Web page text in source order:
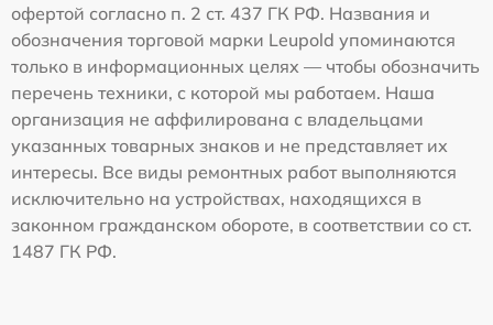
офертой согласно п. 2 ст. 437 ГК РФ. Названия и
обозначения торговой марки Leupold упоминаются
только в информационных целях — чтобы обозначить
перечень техники, с которой мы работаем. Наша
организация не аффилирована с владельцами
указанных товарных знаков и не представляет их
интересы. Все виды ремонтных работ выполняются
исключительно на устройствах, находящихся в
законном гражданском обороте, в соответствии со ст.
1487 ГК РФ.